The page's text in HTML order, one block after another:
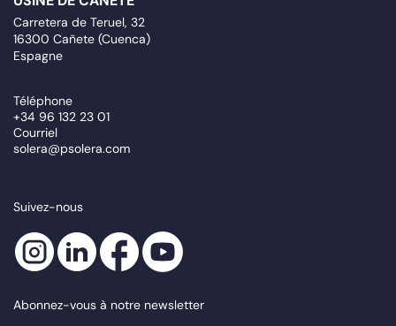
Carretera de Teruel, 32
16300 Cañete (Cuenca)
Espagne
Téléphone
+34 96 132 23 01
Courriel
solera@psolera.com
Suivez-nous
Abonnez-vous à notre newsletter